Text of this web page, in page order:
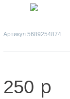
Артикул 5689254874
250 p